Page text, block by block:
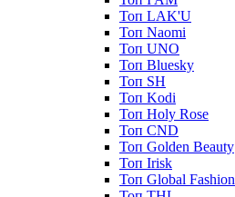
Топ LAK'U
Топ Naomi
Топ UNO
Топ Bluesky
Топ SH
Топ Kodi
Топ Holy Rose
Топ CND
Топ Golden Beauty
Топ Irisk
Топ Global Fashion